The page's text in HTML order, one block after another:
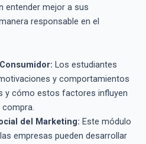
entender mejor a sus
responsable en el
Los estudiantes
y comportamientos
y cómo estos factores influyen
del Marketing: Este módulo
empresas pueden desarrollar